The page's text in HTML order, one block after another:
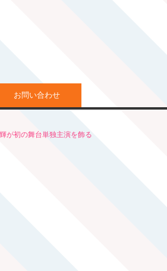
お問い合わせ
が初の舞台単独主演を飾る